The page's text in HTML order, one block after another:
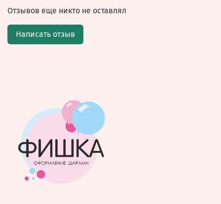
Отзывов еще никто не оставлял
Написать отзыв